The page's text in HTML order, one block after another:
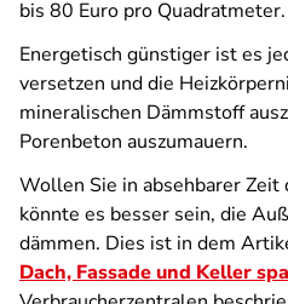
bis 80 Euro pro Quadratmeter.
Energetisch günstiger ist es
versetzen und die
mineralischen Dämmstoff
Porenbeton auszumauern.
Wollen Sie in absehbarer Zeit
könnte es besser sein, die
dämmen. Dies ist in dem
Dach, Fassade und Keller